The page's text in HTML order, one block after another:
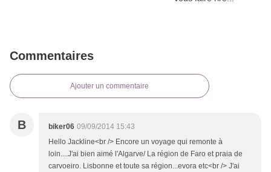
Commentaires
Ajouter un commentaire
B biker06 09/09/2014 15:43
Hello Jackline<br /> Encore un voyage qui remonte à
loin....J'ai bien aimé l'Algarve/ La région de Faro et praia de
carvoeiro. Lisbonne et toute sa région...evora etc<br /> J'ai